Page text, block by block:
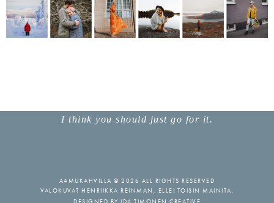
I think you should just go for it.
AAMUKAHVILLA © 2026 ALL RIGHTS RESERVED
VALOKUVAT HENRIIKKA REINMAN, ELLEI TOISIN MAINITA.
DESIGNED BY IDA TIMONEN CREATIVE